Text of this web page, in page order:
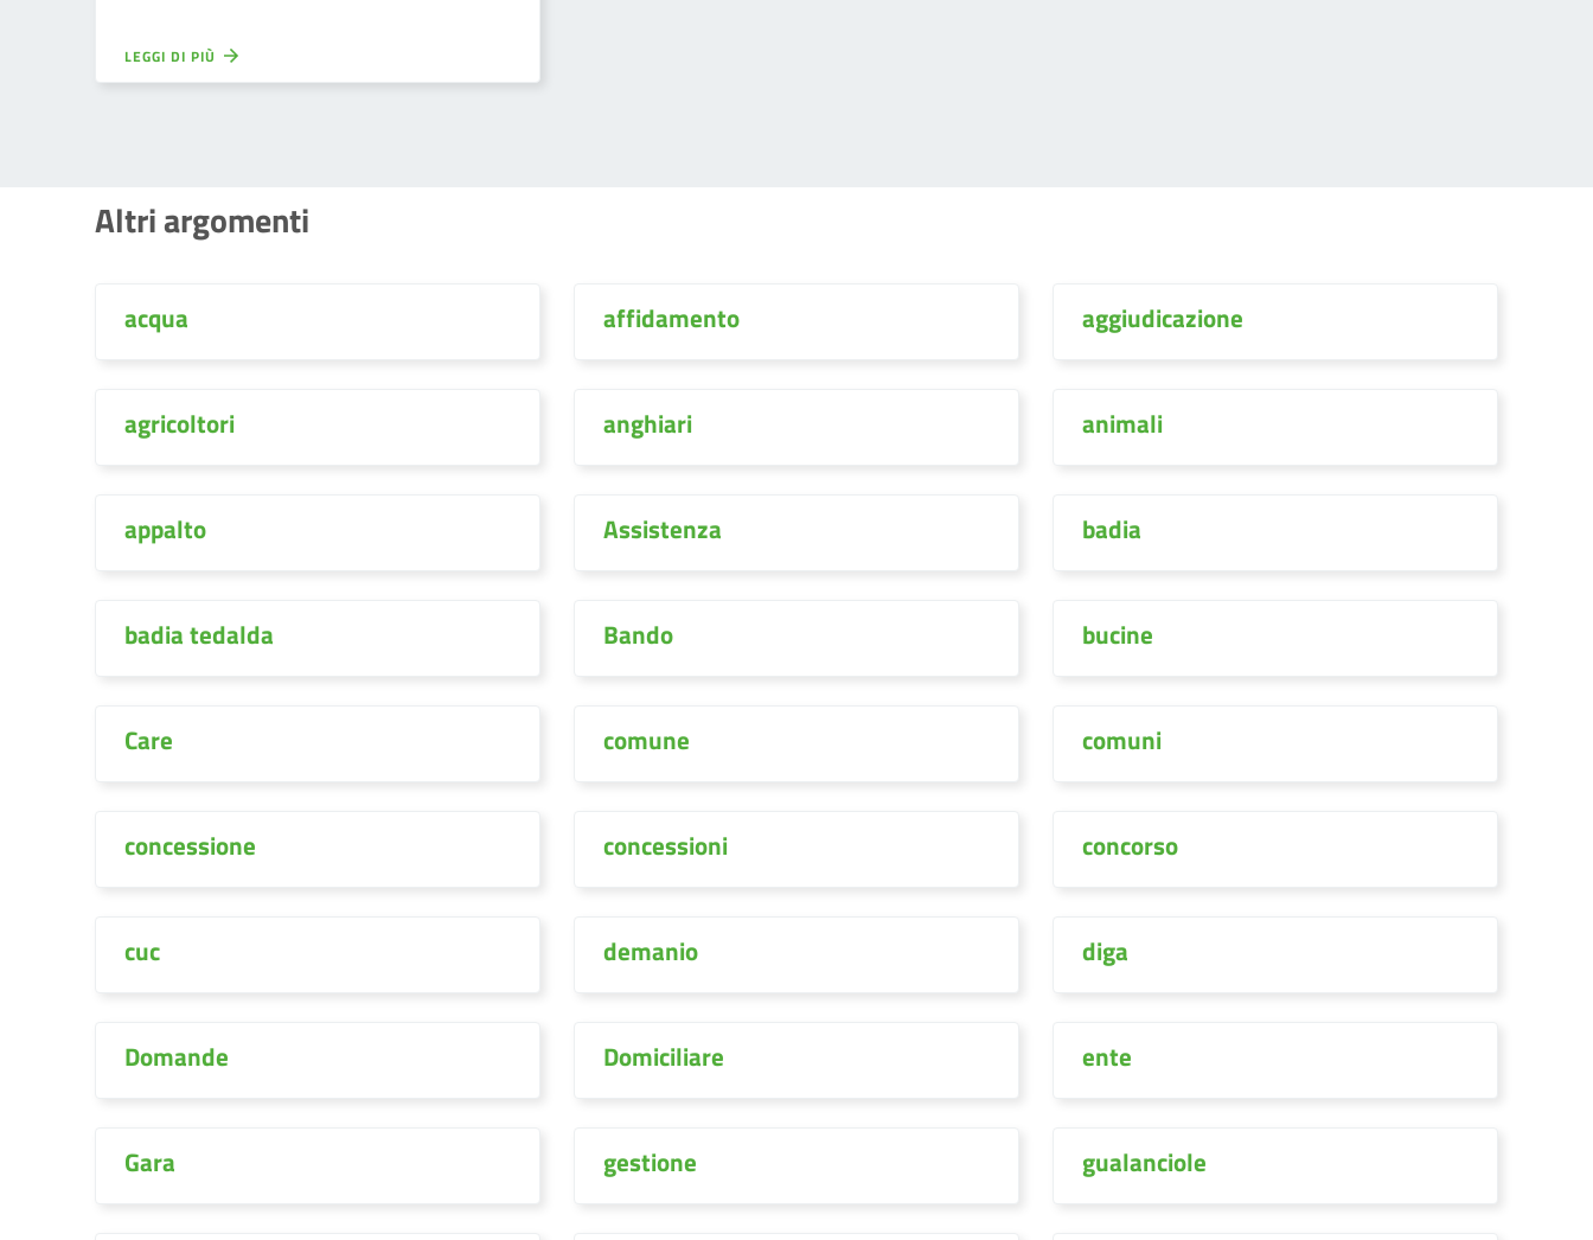
LEGGI DI PIÙ
Altri argomenti
acqua affidamento aggiudicazione
agricoltori anghiari animali
appalto Assistenza badia
badia tedalda Bando bucine
Care comune comuni
concessione concessioni concorso
cuc demanio diga
Domande Domiciliare ente
Gara gestione gualanciole